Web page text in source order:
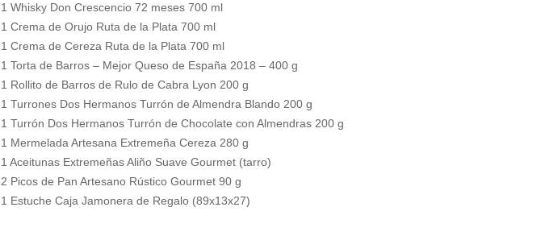
1 Whisky Don Crescencio 72 meses 700 ml
1 Crema de Orujo Ruta de la Plata 700 ml
1 Crema de Cereza Ruta de la Plata 700 ml
1 Torta de Barros – Mejor Queso de España 2018 – 400 g
1 Rollito de Barros de Rulo de Cabra Lyon 200 g
1 Turrones Dos Hermanos Turrón de Almendra Blando 200 g
1 Turrón Dos Hermanos Turrón de Chocolate con Almendras 200 g
1 Mermelada Artesana Extremeña Cereza 280 g
1 Aceitunas Extremeñas Aliño Suave Gourmet (tarro)
2 Picos de Pan Artesano Rústico Gourmet 90 g
1 Estuche Caja Jamonera de Regalo (89x13x27)